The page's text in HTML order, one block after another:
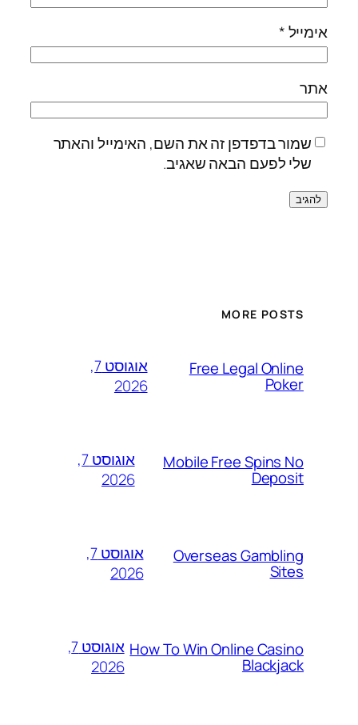
אימייל*
אתר
שמור בדפדפן זה את השם, האימייל והאתר
שלי לפעם הבאה שאגיב.
MORE POSTS
Free Legal Online
Poker
אוגוסט 7,
2026
Mobile Free Spins No
Deposit
אוגוסט 7,
2026
Overseas Gambling
Sites
אוגוסט 7,
2026
How To Win Online Casino
Blackjack
אוגוסט 7,
2026